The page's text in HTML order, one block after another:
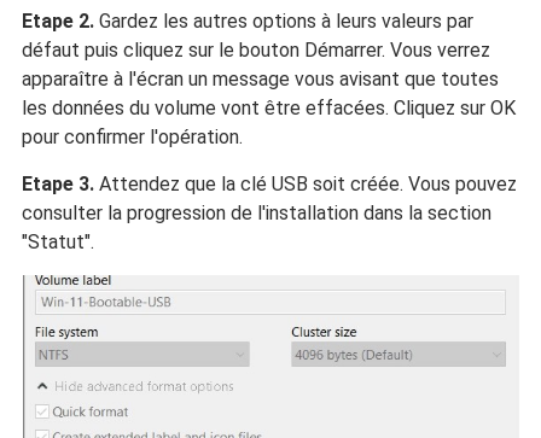
Etape 2. Gardez les autres options à leurs valeurs par
défaut puis cliquez sur le bouton Démarrer. Vous verrez
apparaître à l'écran un message vous avisant que toutes
les données du volume vont être effacées. Cliquez sur OK
pour confirmer l'opération.
Etape 3. Attendez que la clé USB soit créée. Vous pouvez
consulter la progression de l'installation dans la section
"Statut".